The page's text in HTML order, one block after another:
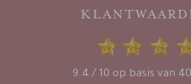
9.4 / 10 op basis van